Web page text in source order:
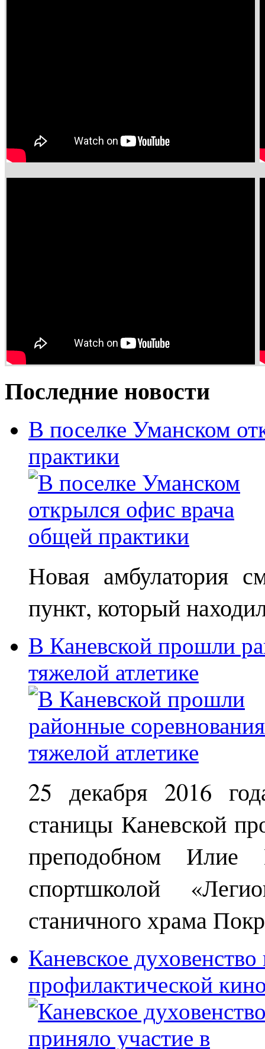
Последние новости
В поселке Уманском
практики
Новая амбулатория
пункт, который
В Каневской прошли
тяжелой атлетике
25 декабря 2016
станицы Каневской
преподобном Илие
спортшколой
станичного храма
Каневское
профилактической